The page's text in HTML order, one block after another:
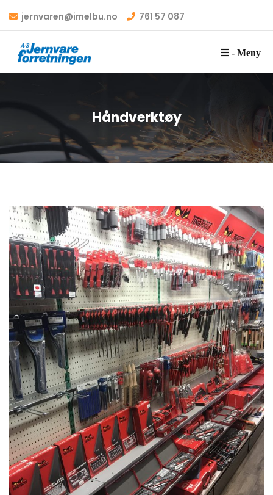
jernvaren@imelbu.no 761 57 087
- Meny
Håndverktøy